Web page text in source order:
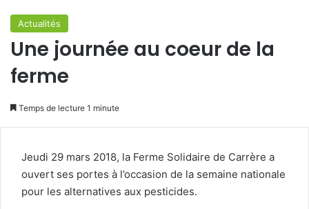
Actualités
Une journée au coeur de la
ferme
Temps de lecture 1 minute
Jeudi 29 mars 2018, la Ferme Solidaire de Carrère a
ouvert ses portes à l’occasion de la semaine nationale
pour les alternatives aux pesticides.